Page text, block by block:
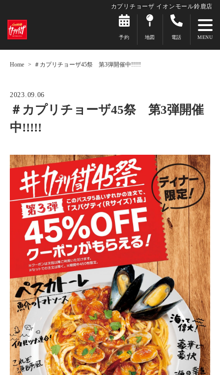
カプリチョーザ イオンモール鈴鹿店
予約 地図 電話
Home ＃カプリチョーザ45祭 第3弾開催中!!!!!
2023.09.06
＃カプリチョーザ45祭 第3弾開催
中!!!!!